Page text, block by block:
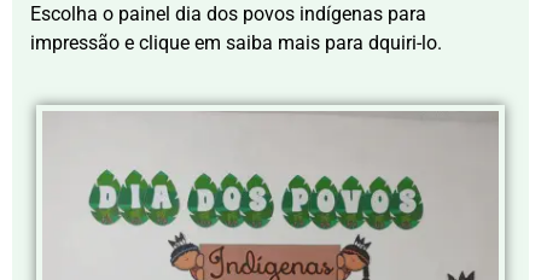
Escolha o painel dia dos povos indígenas para
impressão e clique em saiba mais para dquiri-lo.